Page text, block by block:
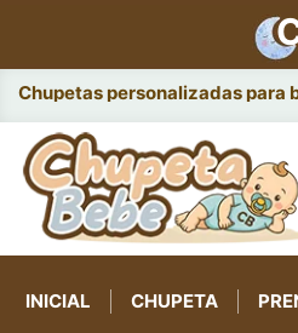
Chupetas personalizadas para
INICIAL CHUPETA